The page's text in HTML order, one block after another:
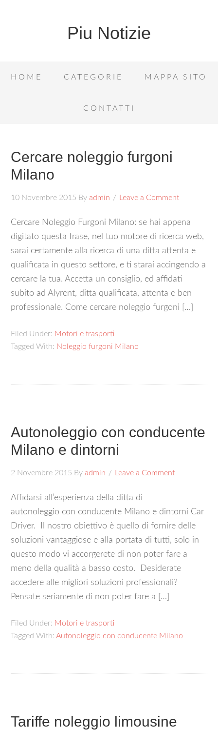
Piu Notizie
HOME CATEGORIE MAPPA SITO
CONTATTI
Cercare noleggio furgoni
Milano
10 Novembre 2015 Byadmin Leave a Comment
Cercare Noleggio Furgoni Milano: se hai appena
digitato questa frase, nel tuo motore di ricerca web,
sarai certamente alla ricerca di una ditta attenta e
qualificata in questo settore, e ti starai accingendo a
cercare la tua. Accetta un consiglio, ed affidati
subito ad Alyrent, ditta qualificata, attenta e ben
professionale. Come cercare noleggio furgoni […]
Filed Under: Motori e trasporti
Tagged With: Noleggio furgoni Milano
Autonoleggio con conducente
Milano e dintorni
2 Novembre 2015 Byadmin Leave a Comment
Affidarsi all’esperienza della ditta di
autonoleggio con conducente Milano e dintorni Car
Driver. Il nostro obiettivo è quello di fornire delle
soluzioni vantaggiose e alla portata di tutti, solo in
questo modo vi accorgerete di non poter fare a
meno della qualità a basso costo. Desiderate
accedere alle migliori soluzioni professionali?
Pensate seriamente di non poter fare a […]
Filed Under: Motori e trasporti
Tagged With:Autonoleggio con conducente Milano
Tariffe noleggio limousine